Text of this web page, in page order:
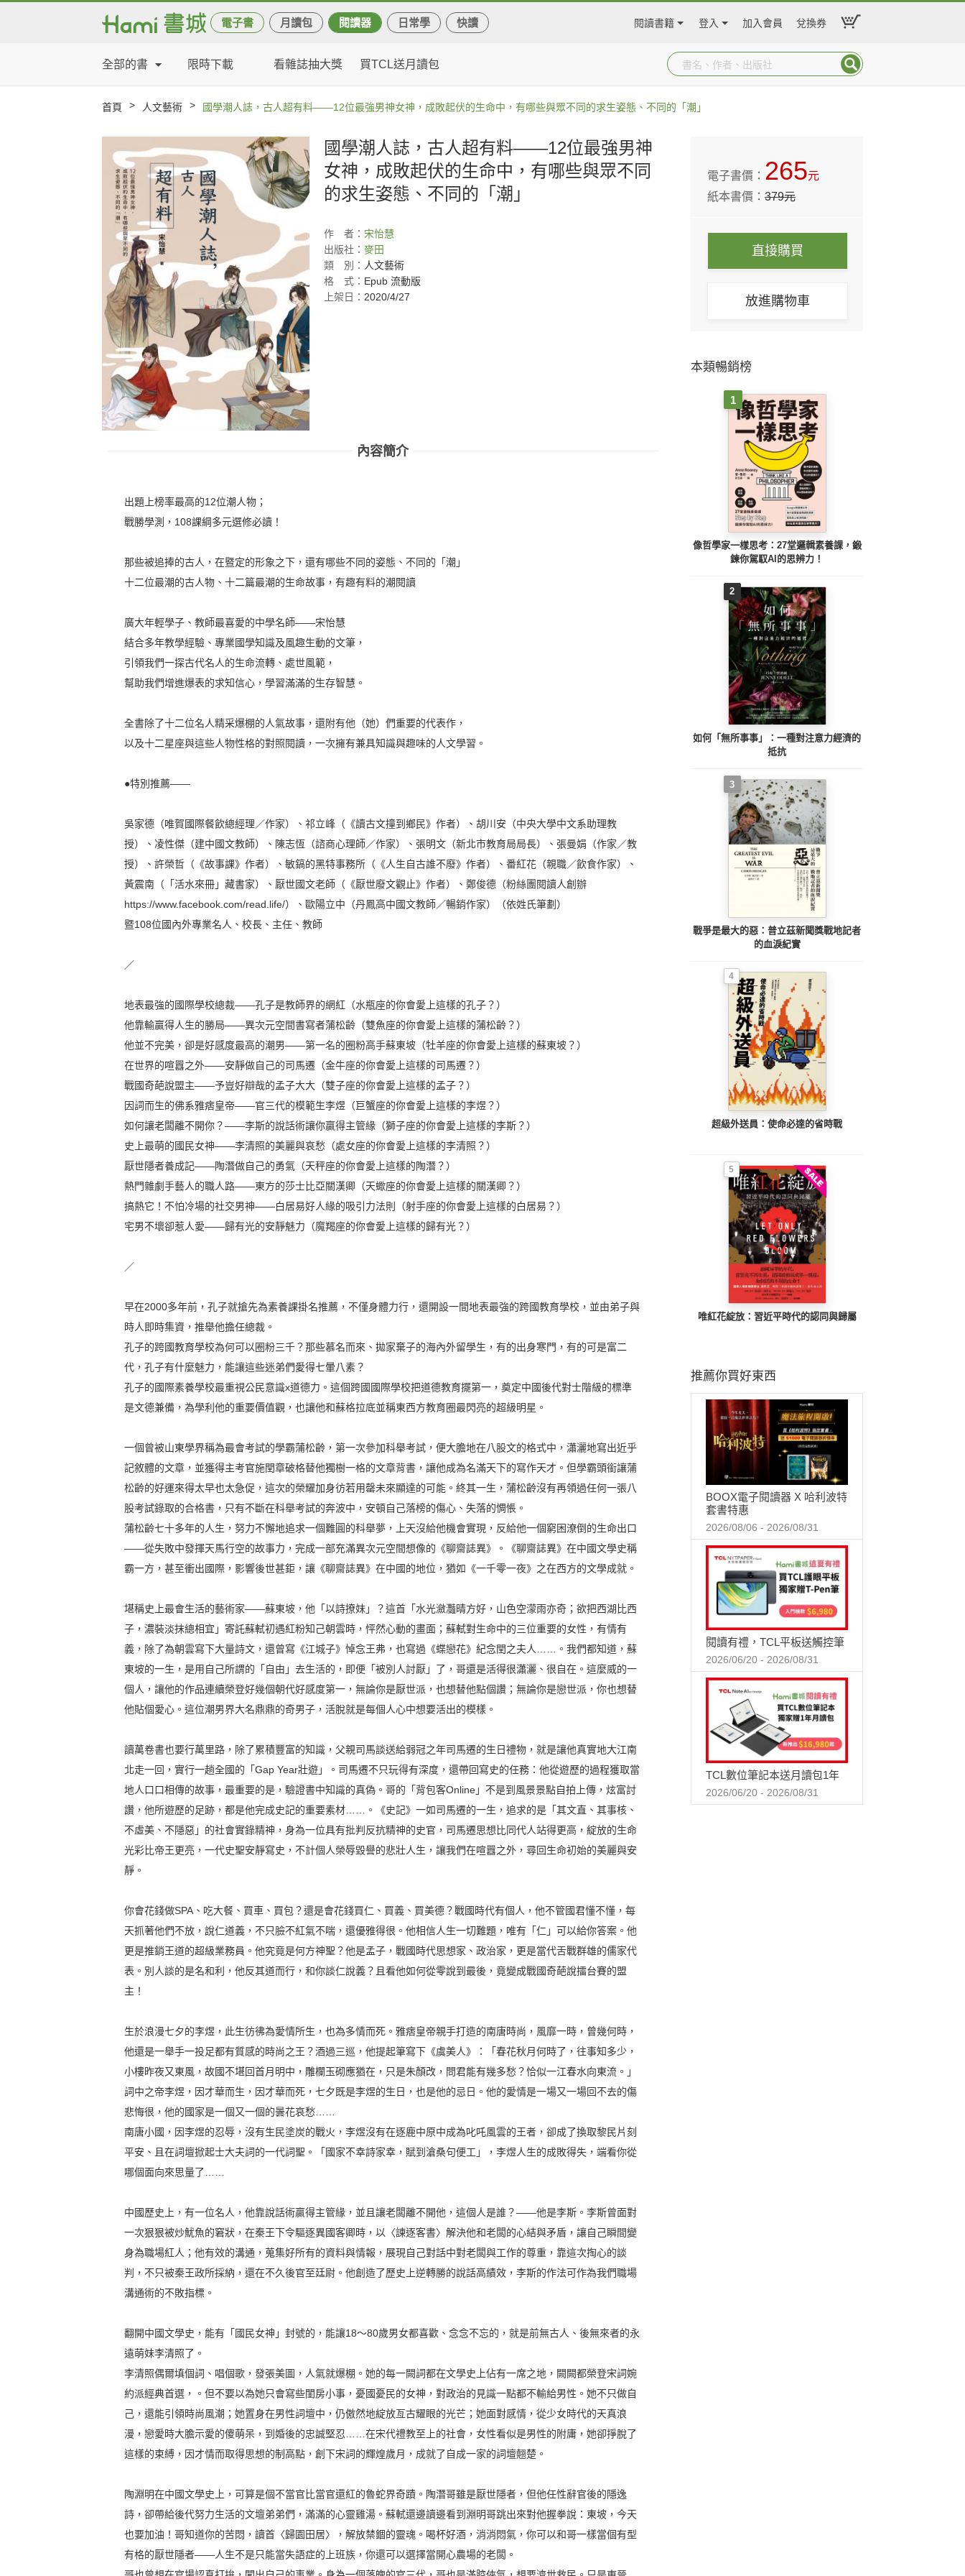
電子書 月讀包 閱讀器 日常學 快讀 閱讀書籍 登入 加入會員 兌換券
全部的書 限時下載 看雜誌抽大獎 買TCL送月讀包
首頁 > 人文藝術 > 國學潮人誌，古人超有料——12位最強男神女神，成敗起伏的生命中，有哪些與眾不同的求生姿態、不同的「潮」
國學潮人誌，古人超有料——12位最強男神
女神，成敗起伏的生命中，有哪些與眾不同
的求生姿態、不同的「潮」
作 者： 宋怡慧
出版社： 麥田
類
別： 人文藝術
格
式： Epub 流動版
上架日： 2020/4/27
內容簡介
出題上榜率最高的12位潮人物；
戰勝學測，108課綱多元選修必讀！
那些被追捧的古人，在暨定的形象之下，還有哪些不同的姿態、不同的「潮」
十二位最潮的古人物、十二篇最潮的生命故事，有趣有料的潮閱讀
廣大年輕學子、教師最喜愛的中學名師——宋怡慧
結合多年教學經驗、專業國學知識及風趣生動的文筆，
引領我們一探古代名人的生命流轉、處世風範，
幫助我們增進爆表的求知信心，學習滿滿的生存智慧。
全書除了十二位名人精采爆棚的人氣故事，還附有他（她）們重要的代表作，
以及十二星座與這些人物性格的對照閱讀，一次擁有兼具知識與趣味的人文學習。
●特別推薦——
吳家德（唯賀國際餐飲總經理／作家）、祁立峰（《讀古文撞到鄉民》作者）、胡川安（中央大學中文系助理教
授）、凌性傑（建中國文教師）、陳志恆（諮商心理師／作家）、張明文（新北市教育局局長）、張曼娟（作家／教
授）、許榮哲（《故事課》作者）、敏鎬的黑特事務所（《人生自古誰不廢》作者）、番紅花（親職／飲食作家）、
黃震南（「活水來冊」藏書家）、厭世國文老師（《厭世廢文觀止》作者）、鄭俊德（粉絲團閱讀人創辦
https://www.facebook.com/read.life/）、歐陽立中（丹鳳高中國文教師／暢銷作家）（依姓氏筆劃）
暨108位國內外專業名人、校長、主任、教師
／
地表最強的國際學校總裁——孔子是教師界的網紅（水瓶座的你會愛上這樣的孔子？）
他靠輸贏得人生的勝局——異次元空間書寫者蒲松齡（雙魚座的你會愛上這樣的蒲松齡？）
他並不完美，卻是好感度最高的潮男——第一名的圈粉高手蘇東坡（牡羊座的你會愛上這樣的蘇東坡？）
在世界的喧囂之外——安靜做自己的司馬遷（金牛座的你會愛上這樣的司馬遷？）
戰國奇葩說盟主——予豈好辯哉的孟子大大（雙子座的你會愛上這樣的孟子？）
因詞而生的佛系雅痞皇帝——官三代的模範生李煜（巨蟹座的你會愛上這樣的李煜？）
如何讓老闆離不開你？——李斯的說話術讓你贏得主管緣（獅子座的你會愛上這樣的李斯？）
史上最萌的國民女神——李清照的美麗與哀愁（處女座的你會愛上這樣的李清照？）
厭世隱者養成記——陶潛做自己的勇氣（天秤座的你會愛上這樣的陶潛？）
熱門雜劇手藝人的職人路——東方的莎士比亞關漢卿（天蠍座的你會愛上這樣的關漢卿？）
搞熱它！不怕冷場的社交男神——白居易好人緣的吸引力法則（射手座的你會愛上這樣的白居易？）
宅男不壞卻惹人愛——歸有光的安靜魅力（魔羯座的你會愛上這樣的歸有光？）
／
早在2000多年前，孔子就搶先為素養課掛名推薦，不僅身體力行，還開設一間地表最強的跨國教育學校，並由弟子與
時人即時集資，推舉他擔任總裁。
孔子的跨國教育學校為何可以圈粉三千？那些慕名而來、拋家棄子的海內外留學生，有的出身寒門，有的可是富二
代，孔子有什麼魅力，能讓這些迷弟們愛得七暈八素？
孔子的國際素養學校最重視公民意識x道德力。這個跨國國際學校把道德教育擺第一，奠定中國後代對士階級的標準
是文德兼備，為學利他的重要價值觀，也讓他和蘇格拉底並稱東西方教育圈最閃亮的超級明星。
一個曾被山東學界稱為最會考試的學霸蒲松齡，第一次參加科舉考試，便大膽地在八股文的格式中，瀟灑地寫出近乎
記敘體的文章，並獲得主考官施閏章破格替他獨樹一格的文章背書，讓他成為名滿天下的寫作天才。但學霸頭銜讓蒲
松齡的好運來得太早也太急促，這次的榮耀加身彷若用罄未來顯達的可能。終其一生，蒲松齡沒有再領過任何一張八
股考試錄取的合格書，只有不斷在科舉考試的奔波中，安頓自己落榜的傷心、失落的惆悵。
蒲松齡七十多年的人生，努力不懈地追求一個難圓的科舉夢，上天沒給他機會實現，反給他一個窮困潦倒的生命出口
——從失敗中發揮天馬行空的故事力，完成一部充滿異次元空間想像的《聊齋誌異》。《聊齋誌異》在中國文學史稱
霸一方，甚至衝出國際，影響後世甚鉅，讓《聊齋誌異》在中國的地位，猶如《一千零一夜》之在西方的文學成就。
堪稱史上最會生活的藝術家——蘇東坡，他「以詩撩妹」？這首「水光瀲灩晴方好，山色空濛雨亦奇；欲把西湖比西
子，濃裝淡抹總相宜」寄託蘇軾初遇紅粉知己朝雲時，怦然心動的畫面；蘇軾對生命中的三位重要的女性，有情有
義，除了為朝雲寫下大量詩文，還曾寫《江城子》悼念王弗，也寫過《蝶戀花》紀念閏之夫人……。我們都知道，蘇
東坡的一生，是用自己所謂的「自由」去生活的，即便「被別人討厭」了，哥還是活得很瀟灑、很自在。這麼威的一
個人，讓他的作品連續榮登好幾個朝代好感度第一，無論你是厭世派，也想替他點個讚；無論你是戀世派，你也想替
他貼個愛心。這位潮男界大名鼎鼎的奇男子，活脫就是每個人心中想要活出的模樣。
讀萬卷書也要行萬里路，除了累積豐富的知識，父親司馬談送給弱冠之年司馬遷的生日禮物，就是讓他真實地大江南
北走一回，實行一趟全國的「Gap Year壯遊」。司馬遷不只玩得有深度，還帶回寫史的任務：他從遊歷的過程獲取當
地人口口相傳的故事，最重要的是，驗證書中知識的真偽。哥的「背包客Online」不是到風景景點自拍上傳，炫富討
讚，他所遊歷的足跡，都是他完成史記的重要素材……。《史記》一如司馬遷的一生，追求的是「其文直、其事核、
不虛美、不隱惡」的社會實錄精神，身為一位具有批判反抗精神的史官，司馬遷思想比同代人站得更高，綻放的生命
光彩比帝王更亮，一代史聖安靜寫史，不計個人榮辱毀譽的悲壯人生，讓我們在喧囂之外，尋回生命初始的美麗與安
靜。
你會花錢做SPA、吃大餐、買車、買包？還是會花錢買仁、買義、買美德？戰國時代有個人，他不管國君懂不懂，每
天抓著他們不放，說仁道義，不只臉不紅氣不喘，還優雅得很。他相信人生一切難題，唯有「仁」可以給你答案。他
更是推銷王道的超級業務員。他究竟是何方神聖？他是孟子，戰國時代思想家、政治家，更是當代舌戰群雄的儒家代
表。別人談的是名和利，他反其道而行，和你談仁說義？且看他如何從零說到最後，竟變成戰國奇葩說擂台賽的盟
主！
生於浪漫七夕的李煜，此生彷彿為愛情所生，也為多情而死。雅痞皇帝親手打造的南唐時尚，風靡一時，曾幾何時，
他還是一舉手一投足都有質感的時尚之王？酒過三巡，他提起筆寫下《虞美人》：「春花秋月何時了，往事知多少，
小樓昨夜又東風，故國不堪回首月明中，雕欄玉砌應猶在，只是朱顏改，問君能有幾多愁？恰似一江春水向東流。」
詞中之帝李煜，因才華而生，因才華而死，七夕既是李煜的生日，也是他的忌日。他的愛情是一場又一場回不去的傷
悲悔很，他的國家是一個又一個的曇花哀愁……
南唐小國，因李煜的忍辱，沒有生民塗炭的戰火，李煜沒有在逐鹿中原中成為叱吒風雲的王者，卻成了換取黎民片刻
平安、且在詞壇掀起士大夫詞的一代詞聖。「國家不幸詩家幸，賦到滄桑句便工」，李煜人生的成敗得失，端看你從
哪個面向來思量了……
中國歷史上，有一位名人，他靠說話術贏得主管緣，並且讓老闆離不開他，這個人是誰？——他是李斯。李斯曾面對
一次狠狠被炒魷魚的窘狀，在秦王下令驅逐異國客卿時，以〈諫逐客書〉解決他和老闆的心結與矛盾，讓自己瞬間變
身為職場紅人；他有效的溝通，蒐集好所有的資料與情報，展現自己對話中對老闆與工作的尊重，靠這次掏心的談
判，不只被秦王政所採納，還在不久後官至廷尉。他創造了歷史上逆轉勝的說話高績效，李斯的作法可作為我們職場
溝通術的不敗指標。
翻開中國文學史，能有「國民女神」封號的，能讓18～80歲男女都喜歡、念念不忘的，就是前無古人、後無來者的永
遠萌妹李清照了。
李清照偶爾填個詞、唱個歌，發張美圖，人氣就爆棚。她的每一闕詞都在文學史上佔有一席之地，闕闕都榮登宋詞婉
約派經典首選，。但不要以為她只會寫些閨房小事，憂國憂民的女神，對政治的見識一點都不輸給男性。她不只做自
己，還能引領時尚風潮；她置身在男性詞壇中，仍傲然地綻放亙古耀眼的光芒；她面對感情，從少女時代的天真浪
漫，戀愛時大膽示愛的傻萌呆，到婚後的忠誠堅忍……在宋代禮教至上的社會，女性看似是男性的附庸，她卻掙脫了
這樣的束縛，因才情而取得思想的制高點，創下宋詞的輝煌歲月，成就了自成一家的詞壇翹楚。
陶淵明在中國文學史上，可算是個不當官比當官還紅的魯蛇界奇蹟。陶潛哥雖是厭世隱者，但他任性辭官後的隱逸
詩，卻帶給後代努力生活的文壇弟弟們，滿滿的心靈雞湯。蘇軾還邊讀邊看到淵明哥跳出來對他握拳說：東坡，今天
也要加油！哥知道你的苦悶，讀首〈歸園田居〉，解放禁錮的靈魂。喝杯好酒，消消悶氣，你可以和哥一樣當個有型
有格的厭世隱者——人生不是只能當失語症的上班族，你還可以選擇當開心農場的老闆。
電子書價： 265元
紙本書價：379元
直接購買
放進購物車
本類暢銷榜
1
像哲學家一樣思考：27堂邏輯素養課，鍛
鍊你駕馭AI的思辨力！
2
如何「無所事事」：一種對注意力經濟的
抵抗
3
戰爭是最大的惡：普立茲新聞獎戰地記者
的血淚紀實
4
超級外送員：使命必達的省時戰
5
唯紅花綻放：習近平時代的認同與歸屬
推薦你買好東西
BOOX電子閱讀器 X 哈利波特
套書特惠
2026/08/06 - 2026/08/31
閱讀有禮，TCL平板送觸控筆
2026/06/20 - 2026/08/31
TCL數位筆記本送月讀包1年
2026/06/20 - 2026/08/31